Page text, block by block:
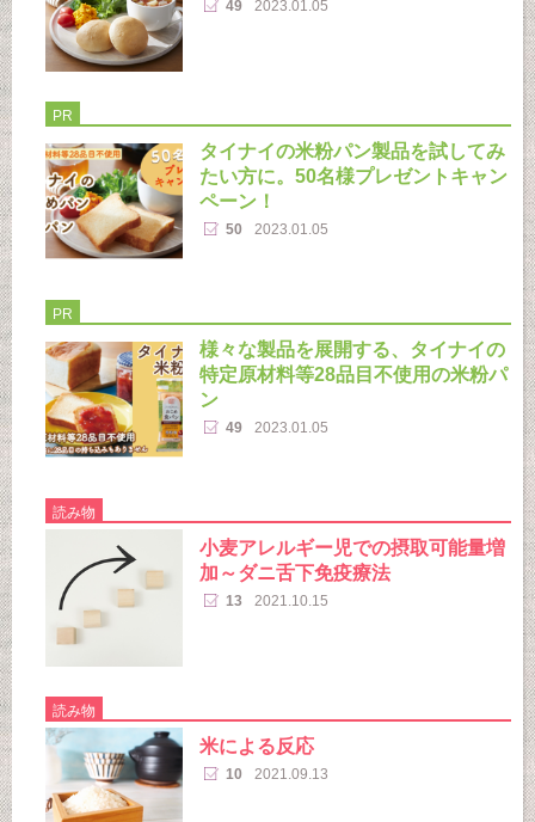
49 2023.01.05
PR
タイナイの米粉パン製品を試してみ
たい方に。50名様プレゼントキャン
ペーン！
50 2023.01.05
PR
様々な製品を展開する、タイナイの
特定原材料等28品目不使用の米粉パ
ン
49 2023.01.05
読み物
小麦アレルギー児での摂取可能量増
加～ダニ舌下免疫療法
13 2021.10.15
読み物
米による反応
10 2021.09.13